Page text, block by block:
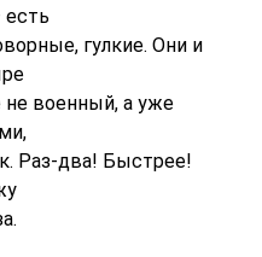
есть
гулкие. Они и
не военный, а уже
Раз-два! Быстрее!